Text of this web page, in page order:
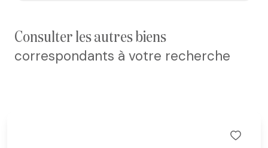
consulter les autres biens
correspondants à votre recherche